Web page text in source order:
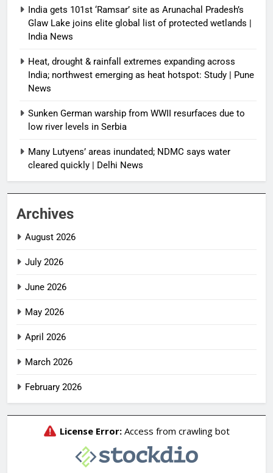
India gets 101st ‘Ramsar’ site as Arunachal Pradesh’s
Glaw Lake joins elite global list of protected wetlands |
India News
Heat, drought & rainfall extremes expanding across
India; northwest emerging as heat hotspot: Study | Pune
News
Sunken German warship from WWII resurfaces due to
low river levels in Serbia
Many Lutyens’ areas inundated; NDMC says water
cleared quickly | Delhi News
Archives
August 2026
July 2026
June 2026
May 2026
April 2026
March 2026
February 2026